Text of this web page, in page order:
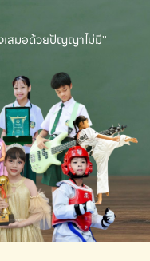
สมอด้วยปัญญาไม่มี”